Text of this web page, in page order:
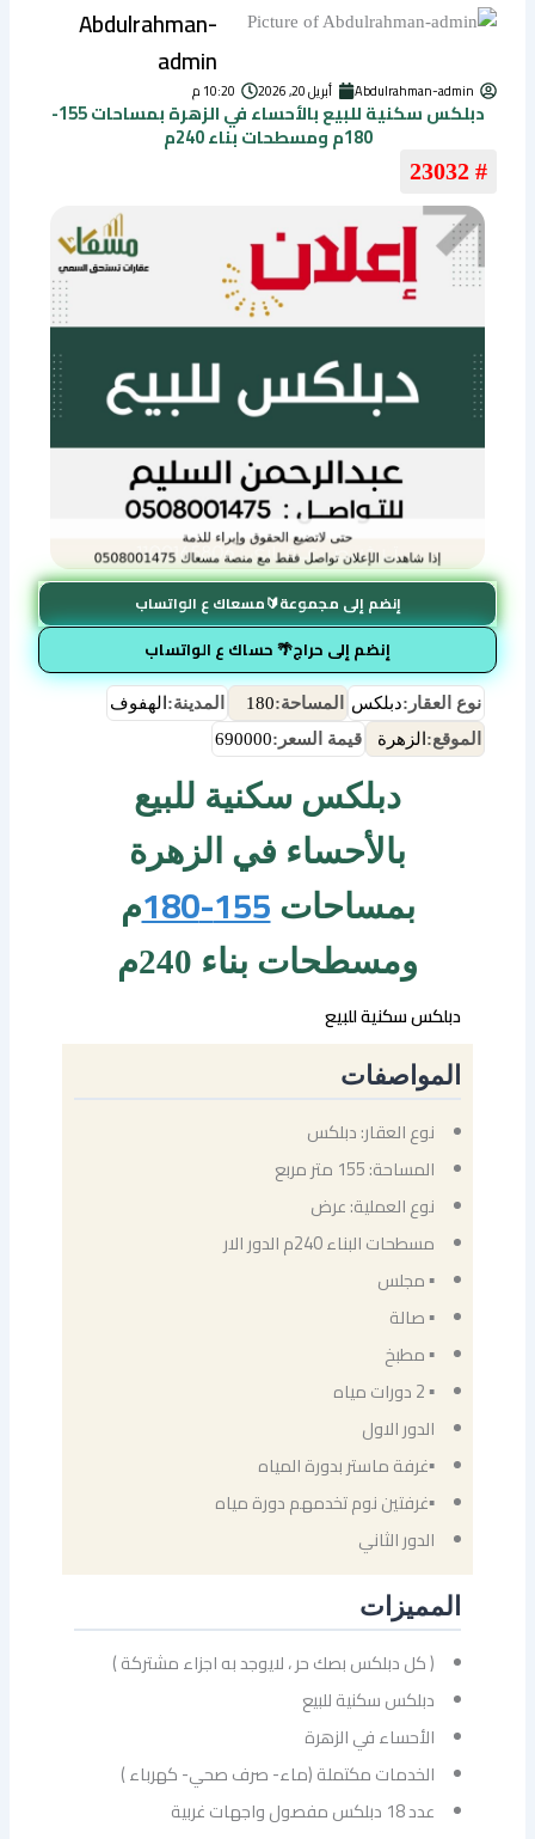
Abdulrahman-
admin
Abdulrahman-admin أبريل 20, 2026 10:20 م
دبلكس سكنية للبيع بالأحساء في الزهرة بمساحات 155-
180م ومسطحات بناء 240م
# 23032
إنضم إلى مجموعة🔰مسعاك ع الواتساب
إنضم إلى حراج🌴 حساك ع الواتساب
نوع العقار:دبلكس المساحة:180 المدينة: الهفوف
الموقع: الزهرة قيمة السعر:690000
دبلكس سكنية للبيع
بالأحساء في الزهرة
بمساحات 155-180
م
ومسطحات بناء 240م
دبلكس سكنية للبيع
المواصفات
نوع العقار: دبلكس
المساحة: 155 متر مربع
نوع العملية: عرض
مسطحات البناء 240م الدور الار
▪ مجلس
▪ صالة
▪ مطبخ
▪ 2 دورات مياه
الدور الاول
▪غرفة ماستر بدورة المياه
▪غرفتين نوم تخدمهم دورة مياه
الدور الثاني
المميزات
( كل دبلكس بصك حر ، لايوجد به اجزاء مشتركة )
دبلكس سكنية للبيع
الأحساء في الزهرة
الخدمات مكتملة (ماء- صرف صحي- كهرباء )
عدد 18 دبلكس مفصول واجهات غربية